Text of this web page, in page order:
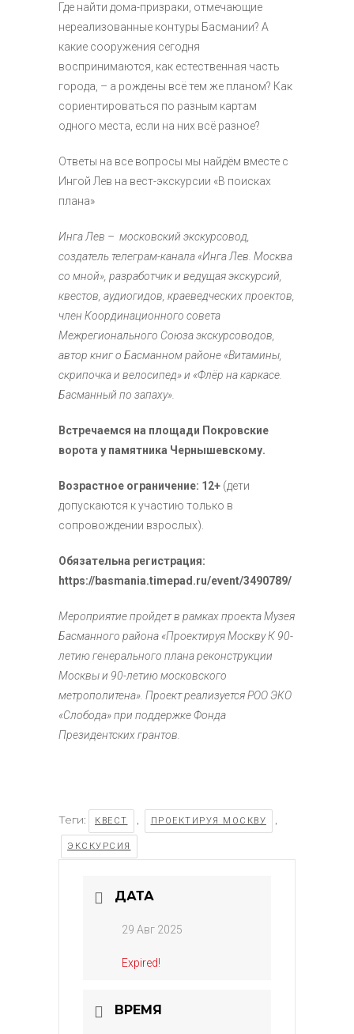
Где найти дома-призраки, отмечающие
нереализованные контуры Басмании? А
какие сооружения сегодня
воспринимаются, как естественная часть
города, – а рождены всё тем же планом? Как
сориентироваться по разным картам
одного места, если на них всё разное?
Ответы на все вопросы мы найдём вместе с
Ингой Лев на вест-экскурсии «В поисках
плана»
Инга Лев – московский экскурсовод,
создатель телеграм-канала «Инга Лев. Москва
со мной», разработчик и ведущая экскурсий,
квестов, аудиогидов, краеведческих проектов,
член Координационного совета
Межрегионального Союза экскурсоводов,
автор книг о Басманном районе «Витамины,
скрипочка и велосипед» и «Флёр на каркасе.
Басманный по запаху».
Встречаемся на площади Покровские
ворота у памятника Чернышевскому.
Возрастное ограничение: 12+ (дети
допускаются к участию только в
сопровождении взрослых).
Обязательна регистрация:
https://basmania.timepad.ru/event/3490789/
Мероприятие пройдет в рамках проекта Музея
Басманного района «Проектируя Москву К 90-
летию генерального плана реконструкции
Москвы и 90-летию московского
метрополитена». Проект реализуется РОО ЭКО
«Слобода» при поддержке Фонда
Президентских грантов.
Теги: КВЕСТ , ПРОЕКТИРУЯ МОСКВУ ,
ЭКСКУРСИЯ
ДАТА
29 Авг 2025
Expired!
ВРЕМЯ